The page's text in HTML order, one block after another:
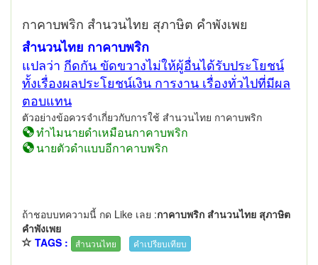
กาคาบพริก สำนวนไทย สุภาษิต คำพังเพย
สำนวนไทย กาคาบพริก
แปลว่า กีดกัน ขัดขวางไม่ให้ผู้อื่นได้รับประโยชน์
ทั้งเรื่องผลประโยชน์เงิน การงาน เรื่องทั่วไปที่มีผล
ตอบแทน
ตัวอย่างข้อควรจำเกี่ยวกับการใช้ สำนวนไทย กาคาบพริก
ทำไมนายดำเหมือนกาคาบพริก
นายตัวดำแบบอีกาคาบพริก
ถ้าชอบบทความนี้ กด Like เลย :กาคาบพริก สำนวนไทย สุภาษิต
คำพังเพย
TAGS :
สำนวนไทย คำเปรียบเทียบ